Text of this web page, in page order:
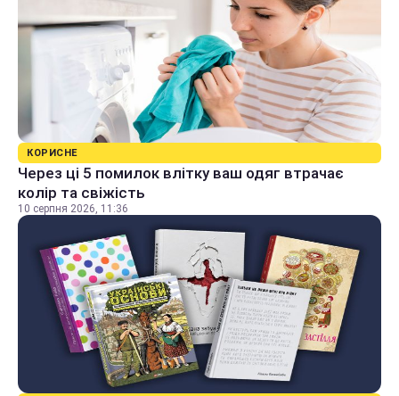
КОРИСНЕ
Через ці 5 помилок влітку ваш одяг втрачає
колір та свіжість
10 серпня 2026, 11:36